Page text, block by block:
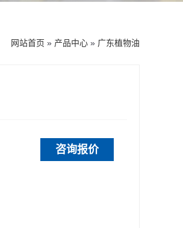
网站首页 » 产品中心 » 广东植物油
咨询报价